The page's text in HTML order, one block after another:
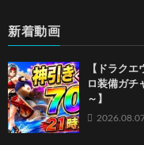
新着動画
【ドラク
ロ装備ガ
～】